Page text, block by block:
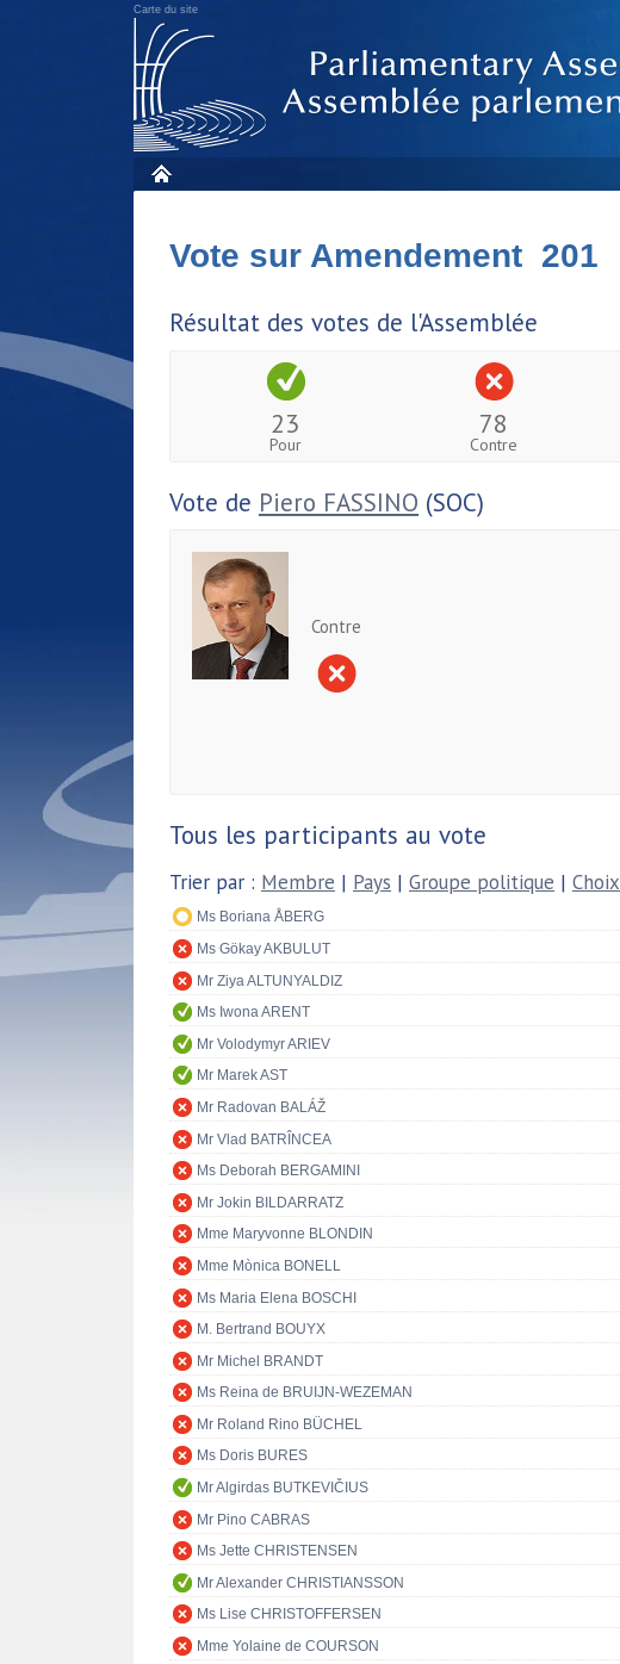
Carte du site
Vote sur Amendement 201
Résultat des votes de l'Assemblée
23
Pour
78
Contre
Vote de Piero FASSINO (SOC)
Contre
Tous les participants au vote
Trier par : Membre | Pays | Groupe politique | Choix
Ms Boriana ÅBERG
Ms Gökay AKBULUT
Mr Ziya ALTUNYALDIZ
Ms Iwona ARENT
Mr Volodymyr ARIEV
Mr Marek AST
Mr Radovan BALÁŽ
Mr Vlad BATRÎNCEA
Ms Deborah BERGAMINI
Mr Jokin BILDARRATZ
Mme Maryvonne BLONDIN
Mme Mònica BONELL
Ms Maria Elena BOSCHI
M. Bertrand BOUYX
Mr Michel BRANDT
Ms Reina de BRUIJN-WEZEMAN
Mr Roland Rino BÜCHEL
Ms Doris BURES
Mr Algirdas BUTKEVIČIUS
Mr Pino CABRAS
Ms Jette CHRISTENSEN
Mr Alexander CHRISTIANSSON
Ms Lise CHRISTOFFERSEN
Mme Yolaine de COURSON